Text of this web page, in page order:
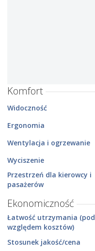
Komfort
Widoczność
Ergonomia
Wentylacja i ogrzewanie
Wyciszenie
Przestrzeń dla kierowcy i
pasażerów
Ekonomiczność
Łatwość utrzymania (pod
względem kosztów)
Stosunek jakość/cena